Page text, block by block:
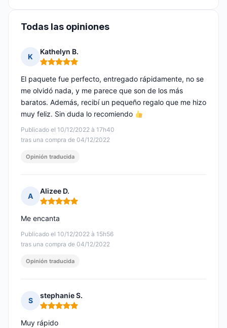
Todas las opiniones
K
Kathelyn B.
Nota: 5 de 5
Publicado el 10/12/2022 à 17h40
tras una compra de 04/12/2022
El paquete fue perfecto, entregado rápidamente, no se
me olvidó nada, y me parece que son de los más
baratos. Además, recibí un pequeño regalo que me hizo
muy feliz. Sin duda lo recomiendo
Opinión traducida
A
Alizee D.
Nota: 5 de 5
Publicado el 10/12/2022 à 15h56
tras una compra de 04/12/2022
Me encanta
Opinión traducida
S
stephanie S.
Nota: 5 de 5
Muy rápido